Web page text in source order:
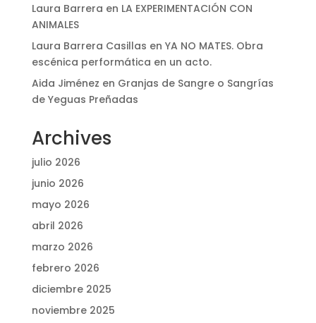
Laura Barrera en LA EXPERIMENTACIÓN CON
ANIMALES
Laura Barrera Casillas en YA NO MATES. Obra
escénica performática en un acto.
Aida Jiménez en Granjas de Sangre o Sangrías
de Yeguas Preñadas
Archives
julio 2026
junio 2026
mayo 2026
abril 2026
marzo 2026
febrero 2026
diciembre 2025
noviembre 2025